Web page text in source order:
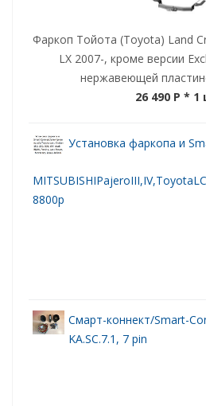
Фаркоп Тойота (Toyota) Land
LX 2007-, кроме версии
нержавеющей
26 490 P * 1
Установка фаркопа и
8800р
Смарт-коннект/Smart-
KA.SC.7.1, 7 pin